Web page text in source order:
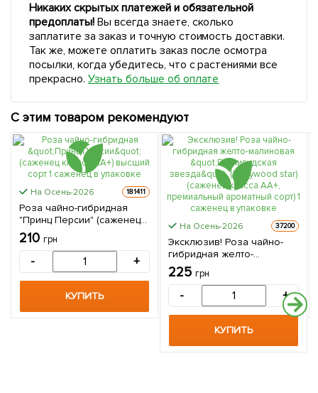
Никаких скрытых платежей и обязательной
предоплаты!Вы всегда знаете, сколько
заплатите за заказ и точную стоимость доставки.
Так же, можете оплатить заказ после осмотра
посылки, когда убедитесь, что с растениями все
прекрасно. Узнать больше об оплате
С этим товаром рекомендуют
На Осень-2026 181411
Роза чайно-гибридная
"Принц Персии" (саженец
класса АА+) высший сорт 1
саженец в упаковке
210 грн
- +
КУПИТЬ
На Осень-2026 37200
Эксклюзив! Роза чайно-
гибридная желто-
малиновая "Голливудская
звезда" (Hollywood star)
(саженец класса АА+,
премиальный ароматный
сорт) 1 саженец в упаковке
225 грн
- +
КУПИТЬ